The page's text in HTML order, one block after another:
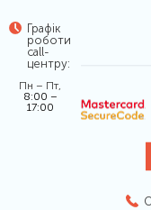
Графік
роботи
call-
центру:
Пн – Пт,
8:00 –
17:00